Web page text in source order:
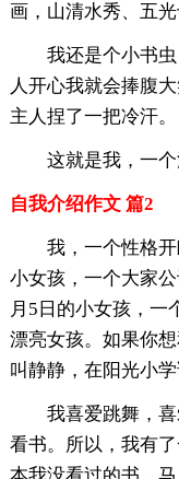
画，山清水秀、五
我还是个小书
人开心我就会捧腹
主人捏了一把冷汗。
这就是我，一个
自我介绍作文 篇2
我，一个性格
小女孩，一个大家
月5日的小女孩，一
漂亮女孩。如果你
叫静静，在阳光小学
我喜爱跳舞，
看书。所以，我有